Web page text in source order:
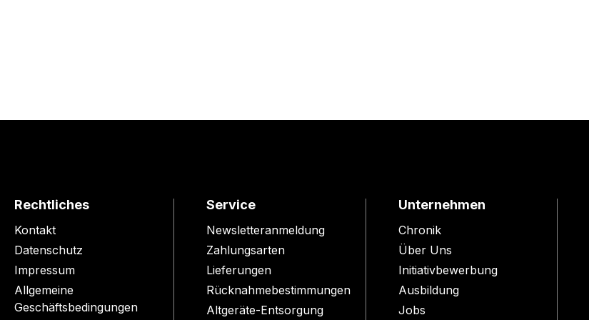
Rechtliches
Kontakt
Datenschutz
Impressum
Allgemeine
Geschäftsbedingungen
Service
Newsletteranmeldung
Zahlungsarten
Lieferungen
Rücknahmebestimmungen
Altgeräte-Entsorgung
Unternehmen
Chronik
Über Uns
Initiativbewerbung
Ausbildung
Jobs